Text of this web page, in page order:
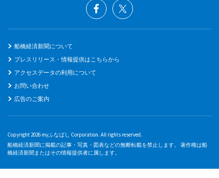
船橋経済新聞について
プレスリリース・情報提供はこちらから
アクセスデータの利用について
お問い合わせ
広告のご案内
Copyright 2026 myふなばし Corporation. All rights reserved.
船橋経済新聞に掲載の記事・写真・図表などの無断転載を禁止します。 著作権は船
橋経済新聞またはその情報提供者に属します。